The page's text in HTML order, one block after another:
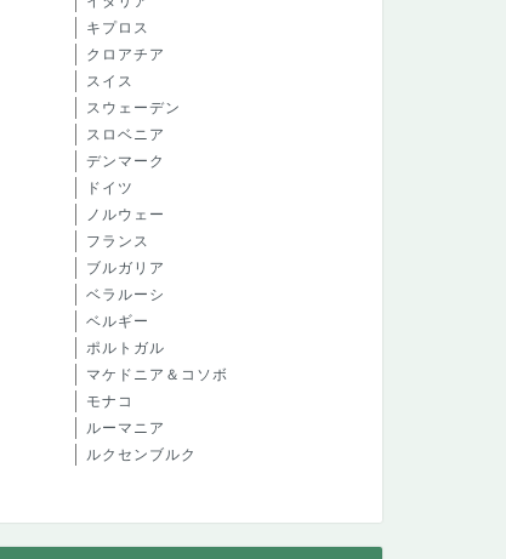
キプロス
クロアチア
スイス
スウェーデン
スロベニア
デンマーク
ドイツ
ノルウェー
フランス
ブルガリア
ベラルーシ
ベルギー
ポルトガル
マケドニア＆コソボ
モナコ
ルーマニア
ルクセンブルク